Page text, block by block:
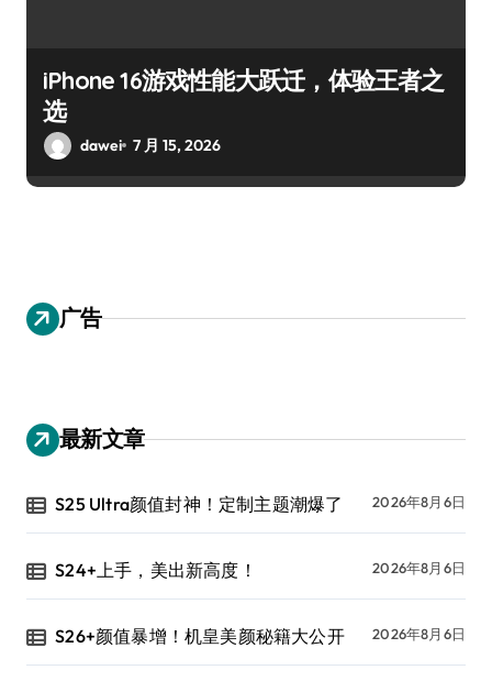
iPhone 16游戏性能大跃迁，体验王者之
选
dawei 7 月 15, 2026
广告
最新文章
S25 Ultra颜值封神！定制主题潮爆了 2026年8月6日
S24+上手，美出新高度！ 2026年8月6日
S26+颜值暴增！机皇美颜秘籍大公开 2026年8月6日